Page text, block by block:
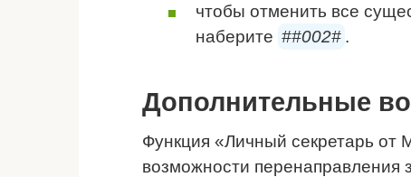
чтобы отменить все
наберите ##002# .
Дополнительные
Функция «Личный секретарь от
возможности